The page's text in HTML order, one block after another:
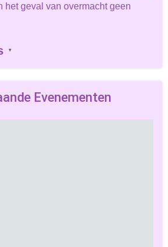
het geval van overmacht geen
▼
Evenementen